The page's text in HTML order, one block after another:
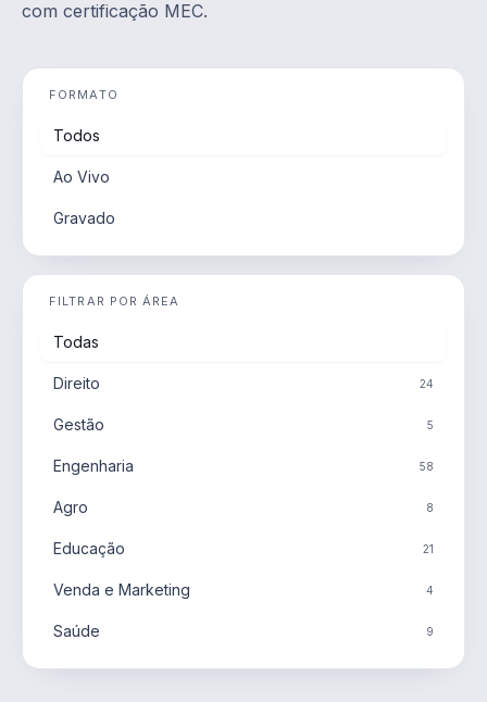
com certificação MEC.
FORMATO
Todos
Ao Vivo
Gravado
FILTRAR POR ÁREA
Todas
Direito 24
Gestão 5
Engenharia 58
Agro 8
Educação 21
Venda e Marketing 4
Saúde 9